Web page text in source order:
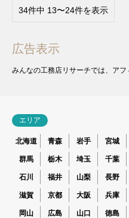
34件中 13〜24件を表示
広告表示
みんなの工務店リサーチでは、アフ
エリア
北海道 青森 岩手 宮城
群馬 栃木 埼玉 千葉
石川 福井 山梨 長野
滋賀 京都 大阪 兵庫
岡山 広島 山口 徳島